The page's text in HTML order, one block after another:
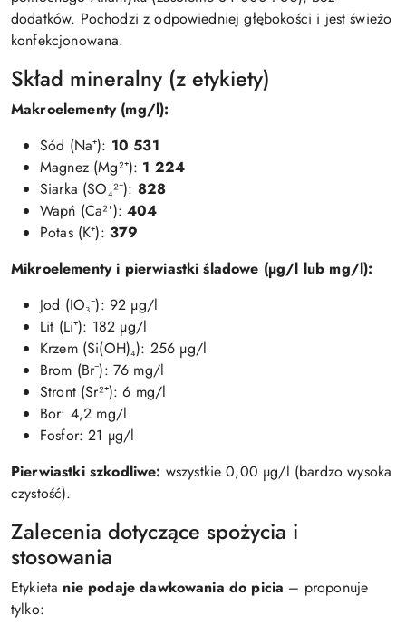
dodatków. Pochodzi z odpowiedniej głębokości i jest świeżo
konfekcjonowana.
Skład mineralny (z etykiety)
Makroelementy (mg/l):
Sód (Na⁺): 10 531
Magnez (Mg²⁺): 1 224
Siarka (SO₄²⁻): 828
Wapń (Ca²⁺): 404
Potas (K⁺): 379
Mikroelementy i pierwiastki śladowe (µg/l lub mg/l):
Jod (IO₃⁻): 92 µg/l
Lit (Li⁺): 182 µg/l
Krzem (Si(OH)₄): 256 µg/l
Brom (Br⁻): 76 mg/l
Stront (Sr²⁺): 6 mg/l
Bor: 4,2 mg/l
Fosfor: 21 µg/l
Pierwiastki szkodliwe: wszystkie 0,00 µg/l (bardzo wysoka
czystość).
Zalecenia dotyczące spożycia i
stosowania
Etykieta nie podaje dawkowania do picia – proponuje
tylko: